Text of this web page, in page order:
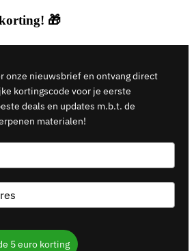
🎁
onze nieuwsbrief en ontvang direct
kortingscode voor je eerste
deals en updates m.b.t. de
materialen!
5 euro korting